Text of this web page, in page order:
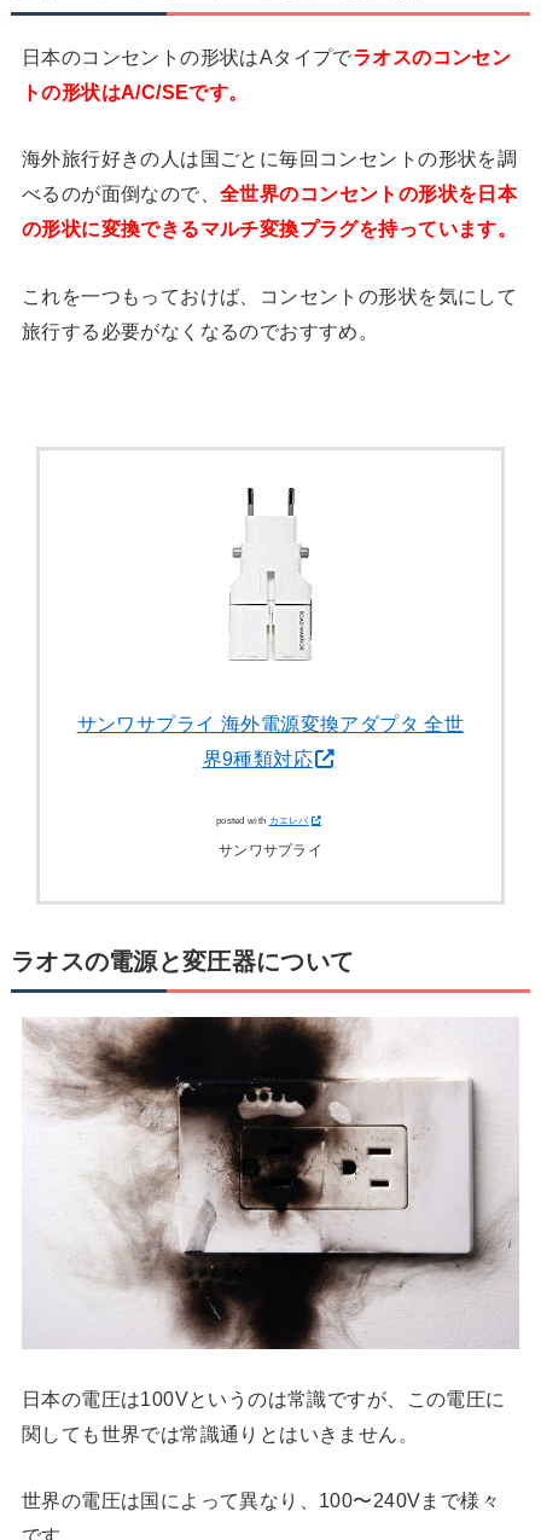
日本のコンセントの形状はAタイプでラオスのコンセン
トの形状はA/C/SEです。
海外旅行好きの人は国ごとに毎回コンセントの形状を調
べるのが面倒なので、全世界のコンセントの形状を日本
の形状に変換できるマルチ変換プラグを持っています。
これを一つもっておけば、コンセントの形状を気にして
旅行する必要がなくなるのでおすすめ。
サンワサプライ 海外電源変換アダプタ 全世
界9種類対応
posted with カエレバ
サンワサプライ
ラオスの電源と変圧器について
日本の電圧は100Vというのは常識ですが、この電圧に
関しても世界では常識通りとはいきません。
世界の電圧は国によって異なり、100〜240Vまで様々
です。